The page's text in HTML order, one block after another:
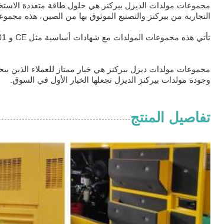
مجموعات مولدات الديزل بيركنز هي حلول طاقة متعددة
التجارية من بيركنز والتصنيع الموثوق بها من الصين، هذه
تأتي هذه مجموعات المولدات مع شهادات أساسية مثل CE و ISO9001 و Saber و COC و EPA ، مما يضمن الامتثال للمعايير الدولية للجودة والبيئة.
مجموعات مولدات ديزل بيركنز هي خيار ممتاز للعملاء الذين
وجودة مولدات بيركنز الديزل تجعلها الخيار الأول في السوق.
تفاصيل المنتج